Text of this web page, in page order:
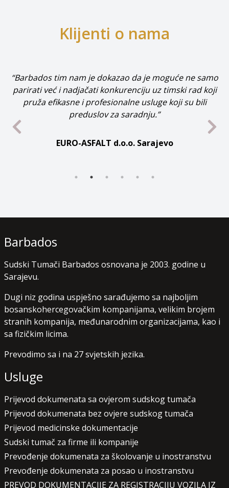
Klijenti o nama
ne samo
rad koji
su bili
“Dugogodišnja saradnja sa Barbados
ocjena za njihov rad.”
MEDIT d.o.o. Sarajevo
Barbados
Sudski Tumači Barbados osnovana je 2003. godine u
Sarajevu.
Dugi niz godina uspješno sarađujemo sa najboljim
bosanskohercegovačkim kompanijama, velikim brojem
stranih kompanija, međunarodnim organizacijama, kao i
sa fizičkim licima.
Prevodimo sa i na 27 svjetskih jezika.
Usluge
Prijevod dokumenata sa ovjerom sudskog tumača
Prijevod dokumenata bez ovjere sudskog tumača
Prijevod medicinske dokumentacije
Sudski tumač za firme ili kompanije
Prevođenje dokumenata za školovanje u inostranstvu
Prevođenje dokumenata za posao u inostranstvu
PREVOD DOKUMENTACIJE ZA REGISTRACIJU VOZILA IZ